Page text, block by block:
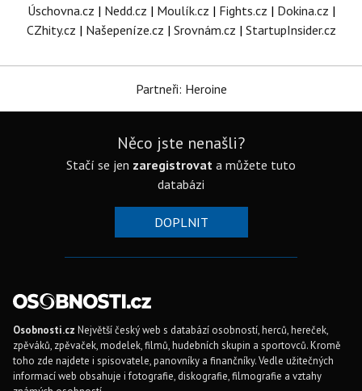
Úschovna.cz | Nedd.cz | Moulík.cz | Fights.cz | Dokina.cz |
CZhity.cz | Našepeníze.cz | Srovnám.cz | StartupInsider.cz
Partneři: Heroine
Něco jste nenašli?
Stačí se jen zaregistrovat a můžete tuto
databázi
DOPLNIT
Osobnosti.cz Největší český web s databází osobností, herců, hereček,
zpěváků, zpěvaček, modelek, filmů, hudebních skupin a sportovců. Kromě
toho zde najdete i spisovatele, panovníky a finančníky. Vedle užitečných
informací web obsahuje i fotografie, diskografie, filmografie a vztahy